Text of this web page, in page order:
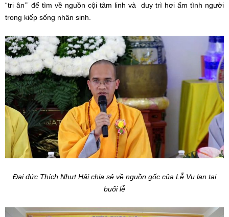
“tri ân’” để tìm về nguồn cội tâm linh và duy trì hơi ấm tình người
trong kiếp sống nhân sinh.
Đại đức Thích Nhựt Hải chia sẻ về nguồn gốc của Lễ Vu lan tại
buổi lễ